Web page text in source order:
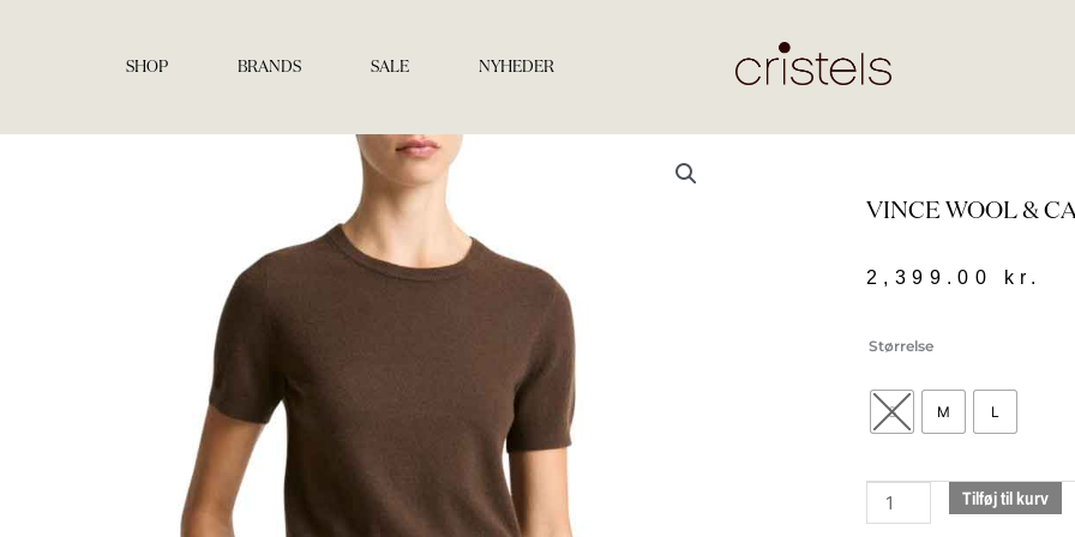
SHOP BRANDS SALE NYHEDER
VINCE WOOL &
2,399.00 kr.
Størrelse
S M L
&
Cashmere
Sleeve
Dark
Tilføj til kurv